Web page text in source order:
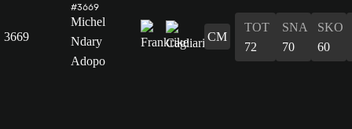
3669
#3669
Michel
Ndary
Adopo
CM
TOT
72
SNA
70
SKO
60